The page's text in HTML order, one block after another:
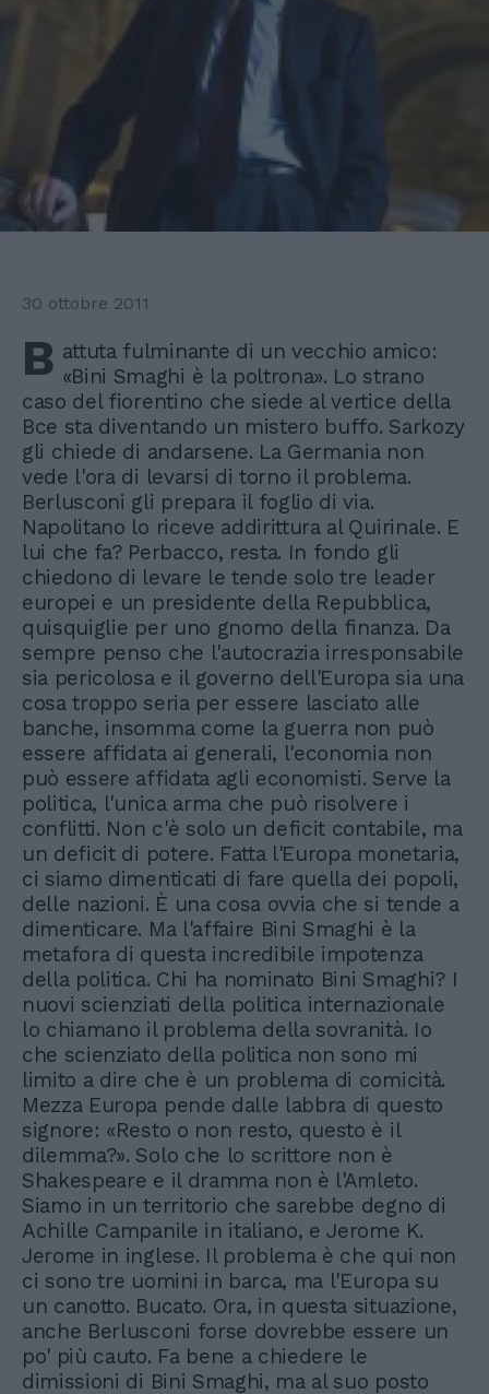
30 ottobre 2011
B attuta fulminante di un vecchio amico:
«Bini Smaghi è la poltrona». Lo strano
caso del fiorentino che siede al vertice della
Bce sta diventando un mistero buffo. Sarkozy
gli chiede di andarsene. La Germania non
vede l'ora di levarsi di torno il problema.
Berlusconi gli prepara il foglio di via.
Napolitano lo riceve addirittura al Quirinale. E
lui che fa? Perbacco, resta. In fondo gli
chiedono di levare le tende solo tre leader
europei e un presidente della Repubblica,
quisquiglie per uno gnomo della finanza. Da
sempre penso che l'autocrazia irresponsabile
sia pericolosa e il governo dell'Europa sia una
cosa troppo seria per essere lasciato alle
banche, insomma come la guerra non può
essere affidata ai generali, l'economia non
può essere affidata agli economisti. Serve la
politica, l'unica arma che può risolvere i
conflitti. Non c'è solo un deficit contabile, ma
un deficit di potere. Fatta l'Europa monetaria,
ci siamo dimenticati di fare quella dei popoli,
delle nazioni. È una cosa ovvia che si tende a
dimenticare. Ma l'affaire Bini Smaghi è la
metafora di questa incredibile impotenza
della politica. Chi ha nominato Bini Smaghi? I
nuovi scienziati della politica internazionale
lo chiamano il problema della sovranità. Io
che scienziato della politica non sono mi
limito a dire che è un problema di comicità.
Mezza Europa pende dalle labbra di questo
signore: «Resto o non resto, questo è il
dilemma?». Solo che lo scrittore non è
Shakespeare e il dramma non è l'Amleto.
Siamo in un territorio che sarebbe degno di
Achille Campanile in italiano, e Jerome K.
Jerome in inglese. Il problema è che qui non
ci sono tre uomini in barca, ma l'Europa su
un canotto. Bucato. Ora, in questa situazione,
anche Berlusconi forse dovrebbe essere un
po' più cauto. Fa bene a chiedere le
dimissioni di Bini Smaghi, ma al suo posto